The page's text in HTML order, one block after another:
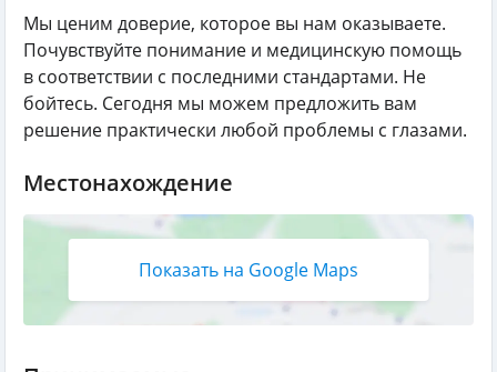
Мы ценим доверие, которое вы нам оказываете.
Почувствуйте понимание и медицинскую помощь
в соответствии с последними стандартами. Не
бойтесь. Сегодня мы можем предложить вам
решение практически любой проблемы с глазами.
Местонахождение
Показать на Google Maps